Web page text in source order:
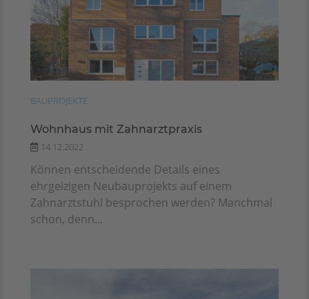
BAUPROJEKTE
Wohnhaus mit Zahnarztpraxis
14.12.2022
Können entscheidende Details eines
ehrgeizigen Neubauprojekts auf einem
Zahnarztstuhl besprochen werden? Manchmal
schon, denn...